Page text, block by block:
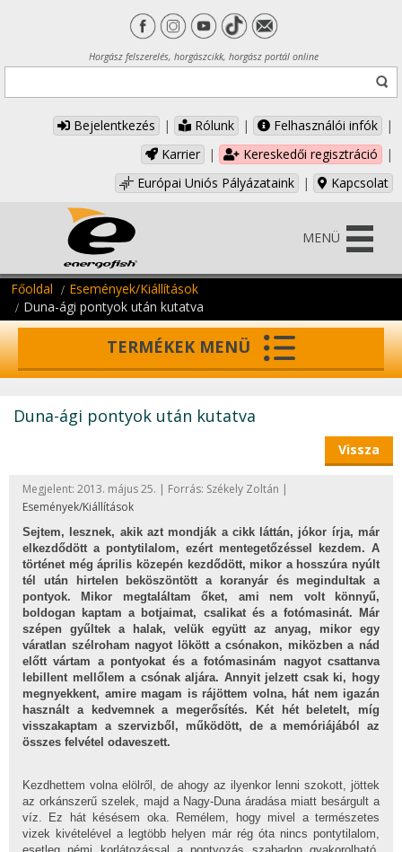
Horgász felszerelés, horgászcikk, horgász portál online
Bejelentkezés | Rólunk | Felhasználói infók
|
Karrier
| Kereskedői regisztráció
|
Európai Uniós Pályázataink
| Kapcsolat
MENÜ
Főoldal
Események/Kiállítások
Duna-ági pontyok után kutatva
TERMÉKEK MENÜ
Duna-ági pontyok után kutatva
Vissza
Megjelent: 2013. május 25. | Forrás: Székely Zoltán |
Események/Kiállítások
Sejtem, lesznek, akik azt mondják a cikk láttán, jókor írja, már
elkezdődött a pontytilalom, ezért mentegetőzéssel kezdem. A
történet még április közepén kezdődött, mikor a hosszúra nyúlt
tél után hirtelen beköszöntött a koranyár és megindultak a
pontyok. Mikor megtaláltam őket, ami nem volt könnyű,
boldogan kaptam a botjaimat, csalikat és a fotómasinát. Már
szépen gyűltek a halak, velük együtt az anyag, mikor egy
váratlan szélroham nagyot lökött a csónakon, miközben a nád
előtt vártam a pontyokat és a fotómasinám nagyot csattanva
lebillent mellőlem a csónak aljára. Annyit jelzett csak ki, hogy
megnyekkent, amire magam is rájöttem volna, hát nem igazán
használt a kedvemnek a megerősítés. Két hét beletelt, míg
visszakaptam a szervizből, működött, de a memóriájából az
összes felvétel odaveszett.
Kezdhettem volna elölről, de ahogy az ilyenkor lenni szokott, jöttek
az orkánszerű szelek, majd a Nagy-Duna áradása miatt besárgult a
víz. Ez hát késésem oka. Remélem, hogy mivel a természetes
vizek kivételével a legtöbb helyen már rég óta nincs pontytilalom,